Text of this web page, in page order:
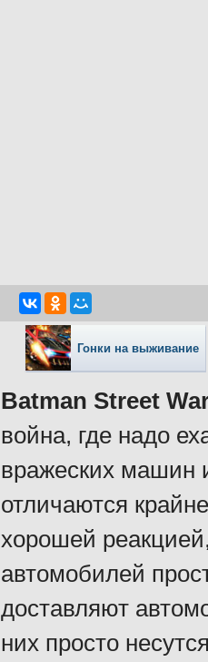
Гонки на выживание
Batman Street
война, где надо
вражеских машин
отличаются
хорошей
автомобилей
доставляют
них просто